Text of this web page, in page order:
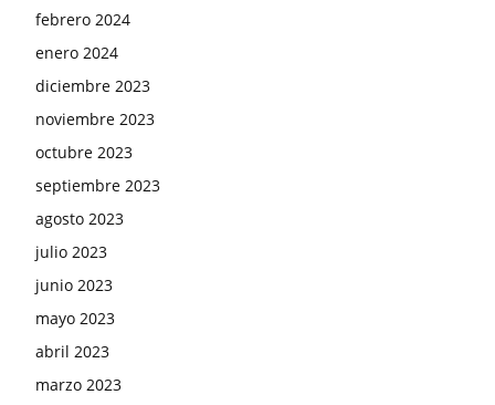
febrero 2024
enero 2024
diciembre 2023
noviembre 2023
octubre 2023
septiembre 2023
agosto 2023
julio 2023
junio 2023
mayo 2023
abril 2023
marzo 2023